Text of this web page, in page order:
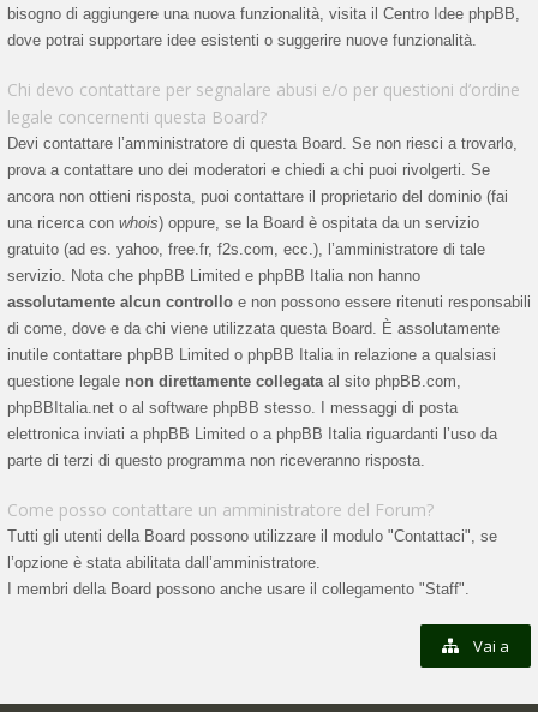
bisogno di aggiungere una nuova funzionalità, visita il Centro Idee phpBB,
dove potrai supportare idee esistenti o suggerire nuove funzionalità.
Chi devo contattare per segnalare abusi e/o per questioni d’ordine
legale concernenti questa Board?
Devi contattare l’amministratore di questa Board. Se non riesci a trovarlo,
prova a contattare uno dei moderatori e chiedi a chi puoi rivolgerti. Se
ancora non ottieni risposta, puoi contattare il proprietario del dominio (fai
una ricerca con whois) oppure, se la Board è ospitata da un servizio
gratuito (ad es. yahoo, free.fr, f2s.com, ecc.), l’amministratore di tale
servizio. Nota che phpBB Limited e phpBB Italia non hanno
assolutamente alcun controllo e non possono essere ritenuti responsabili
di come, dove e da chi viene utilizzata questa Board. È assolutamente
inutile contattare phpBB Limited o phpBB Italia in relazione a qualsiasi
questione legale non direttamente collegataal sito phpBB.com,
phpBBItalia.net o al software phpBB stesso. I messaggi di posta
elettronica inviati a phpBB Limited o a phpBB Italia riguardanti l’uso da
parte di terzi di questo programma non riceveranno risposta.
Come posso contattare un amministratore del Forum?
Tutti gli utenti della Board possono utilizzare il modulo "Contattaci", se
l’opzione è stata abilitata dall’amministratore.
I membri della Board possono anche usare il collegamento "Staff".
Vai a